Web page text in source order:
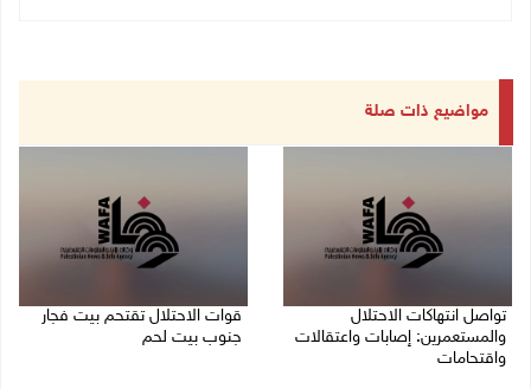
مواضيع ذات صلة
تواصل انتهاكات الاحتلال
والمستعمرين: إصابات واعتقالات
واقتحامات
قوات الاحتلال تقتحم بيت فجار
جنوب بيت لحم